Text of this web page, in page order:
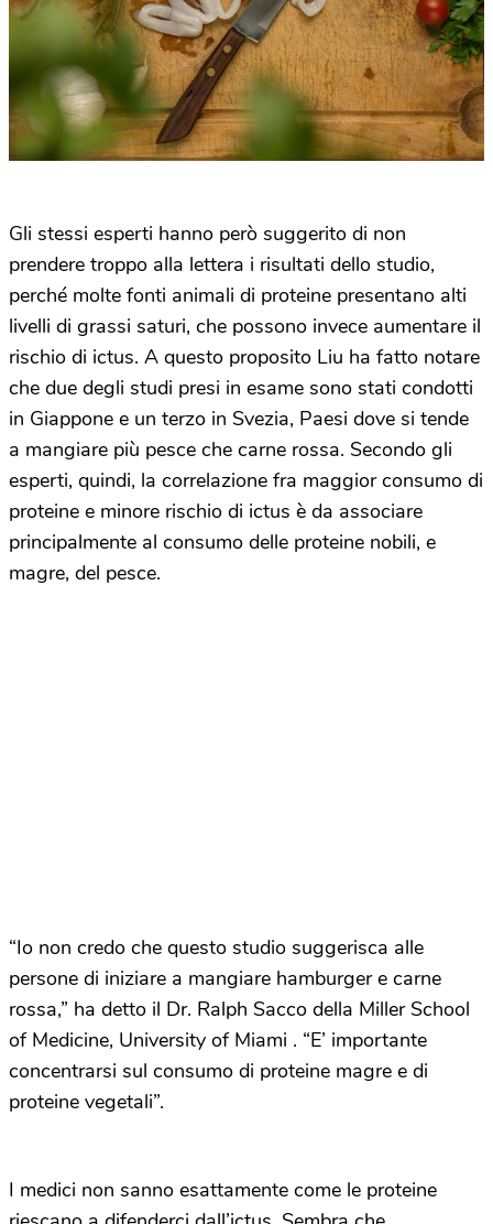
Gli stessi esperti hanno però suggerito di non
prendere troppo alla lettera i risultati dello studio,
perché molte fonti animali di proteine presentano alti
livelli di grassi saturi, che possono invece aumentare il
rischio di ictus. A questo proposito Liu ha fatto notare
che due degli studi presi in esame sono stati condotti
in Giappone e un terzo in Svezia, Paesi dove si tende
a mangiare più pesce che carne rossa. Secondo gli
esperti, quindi, la correlazione fra maggior consumo di
proteine e minore rischio di ictus è da associare
principalmente al consumo delle proteine nobili, e
magre, del pesce.
“Io non credo che questo studio suggerisca alle
persone di iniziare a mangiare hamburger e carne
rossa,” ha detto il Dr. Ralph Sacco della Miller School
of Medicine, University of Miami . “E’ importante
concentrarsi sul consumo di proteine magre e di
proteine vegetali”.
I medici non sanno esattamente come le proteine